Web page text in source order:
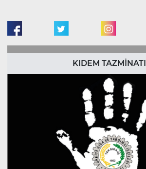
KIDEM TAZMİNATI